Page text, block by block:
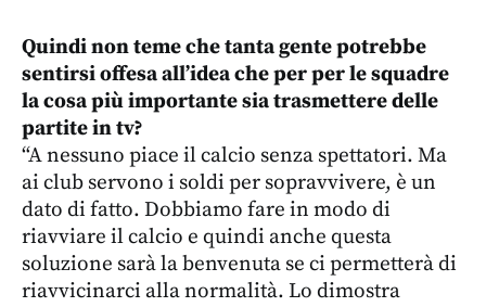
Quindi non teme che tanta gente potrebbe
sentirsi offesa all’idea che per per le squadre
la cosa più importante sia trasmettere delle
partite in tv?
“A nessuno piace il calcio senza spettatori. Ma
ai club servono i soldi per sopravvivere, è un
dato di fatto. Dobbiamo fare in modo di
riavviare il calcio e quindi anche questa
soluzione sarà la benvenuta se ci permetterà di
riavvicinarci alla normalità. Lo dimostra